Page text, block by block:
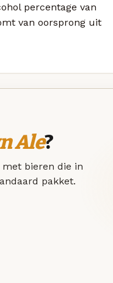
percentage van
van oorsprong uit
Ale?
met bieren die in
pakket.